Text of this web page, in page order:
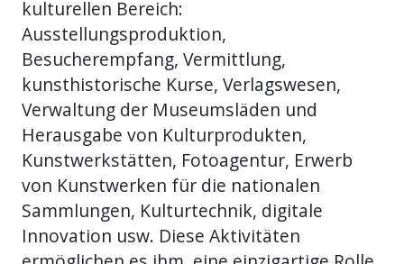
kulturellen Bereich:
Ausstellungsproduktion,
Besucherempfang, Vermittlung,
kunsthistorische Kurse, Verlagswesen,
Verwaltung der Museumsläden und
Herausgabe von Kulturprodukten,
Kunstwerkstätten, Fotoagentur, Erwerb
von Kunstwerken für die nationalen
Sammlungen, Kulturtechnik, digitale
Innovation usw. Diese Aktivitäten